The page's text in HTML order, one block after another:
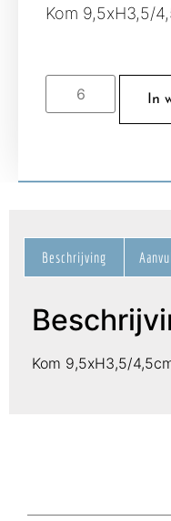
Kom 9,5xH3,5/
In
Beschrijving
Kom 9,5xH3,5/